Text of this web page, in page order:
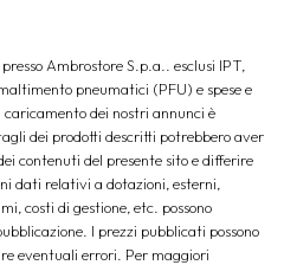
Ambrostore S.p.a.. esclusi IPT,
pneumatici (PFU) e spese e
dei nostri annunci è
dei prodotti descritti potrebbero aver
contenuti del presente sito e differire
dati relativi a dotazioni, esterni,
costi di gestione, etc. possono
I prezzi pubblicati possono
eventuali errori. Per maggiori